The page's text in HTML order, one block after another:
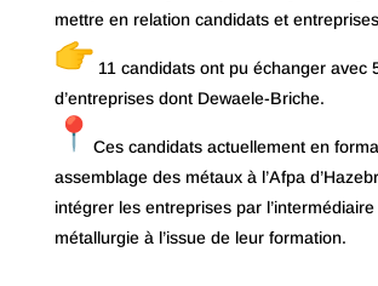
mettre en relation candidats et
11 candidats ont pu échanger avec
d’entreprises dont Dewaele-Briche.
Ces candidats actuellement en
assemblage des métaux à l’Afpa
intégrer les entreprises par
métallurgie à l’issue de leur formation.